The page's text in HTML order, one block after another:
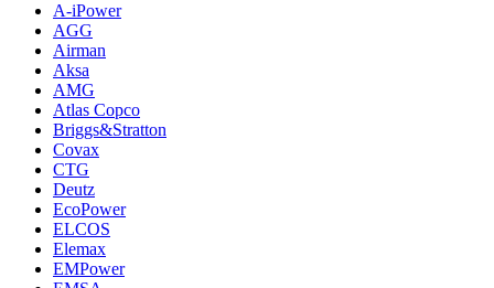
A-iPower
AGG
Airman
Aksa
AMG
Atlas Copco
Briggs&Stratton
Covax
CTG
Deutz
EcoPower
ELCOS
Elemax
EMPower